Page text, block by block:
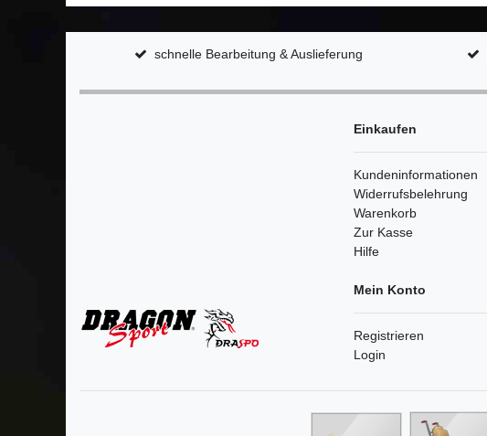
schnelle Bearbeitung & Auslieferung
Einkaufen
Kundeninformationen
Widerrufsbelehrung
Warenkorb
Zur Kasse
Hilfe
Mein Konto
Registrieren
Login